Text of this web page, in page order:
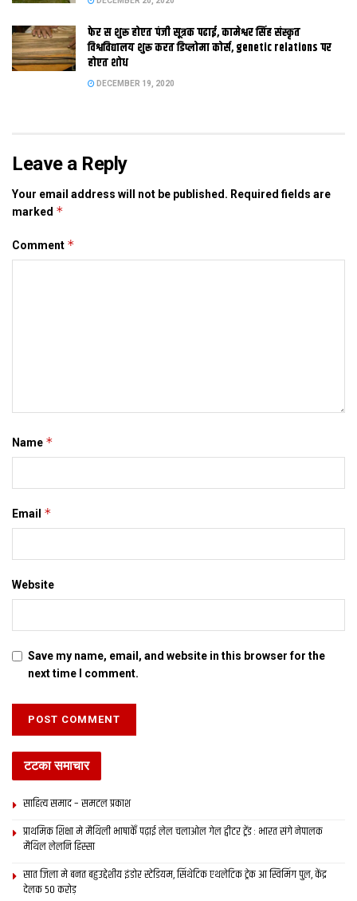
Tags: Bihar modi
फेर स शुरू होएत पंजी सूत्रक पढाई, कामेश्वर सिंह संस्कृत
विश्वविद्यालय शुरू करत डिप्लोमा कोर्स, genetic relations पर
होएत शोध
DECEMBER 19, 2020
Leave a Reply
Your email address will not be published. Required fields are
marked *
Comment *
Name *
Email *
Website
Save my name, email, and website in this browser for the
next time I comment.
टटका समाचार
साहित्य समाद – समटल प्रकाश
प्राथमिक शि‍क्षा मे मैथि‍ली भाषाकेँ पढ़ाई लेल चलाओल गेल ट्वीटर ट्रेंड : भारत संगे नेपालक
मैथिल लेलनि हिस्सा
सात जिला मे बनत बहुउद्देशीय इंडोर स्‍टेडि‍यम, सिंथेटिक एथलेटिक ट्रेक आ स्विमिंग पुल, केंद्र
देलक 50 करोड़